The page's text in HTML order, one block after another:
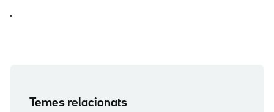
.
Temes relacionats